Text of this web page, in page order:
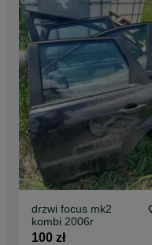
drzwi focus mk2
kombi 2006r
100 zł